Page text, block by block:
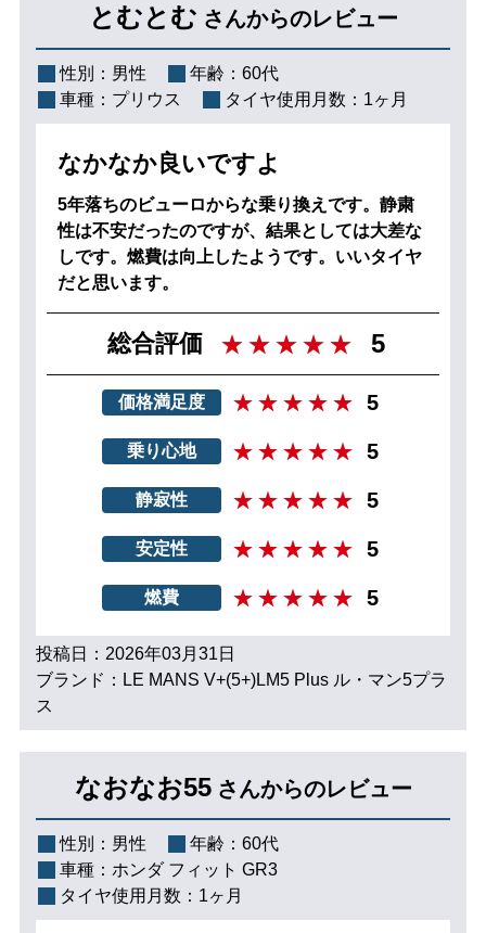
とむとむ さんからのレビュー
性別： 男性 年齢： 60代
車種： プリウス タイヤ使用月数： 1ヶ月
なかなか良いですよ
5年落ちのビューロからな乗り換えです。静粛
性は不安だったのですが、結果としては大差な
しです。燃費は向上したようです。いいタイヤ
だと思います。
総合評価 5
価格満足度 5
乗り心地 5
静寂性 5
安定性 5
燃費 5
投稿日：2026年03月31日
ブランド：LE MANS V+(5+)LM5 Plus ル・マン5プラ
ス
なおなお55 さんからのレビュー
性別： 男性 年齢： 60代
車種： ホンダ フィット GR3
タイヤ使用月数： 1ヶ月